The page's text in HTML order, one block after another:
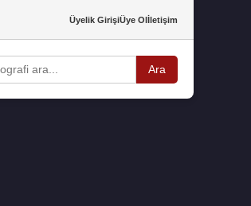
Üyelik GirişiÜye Olİletişim
Ara